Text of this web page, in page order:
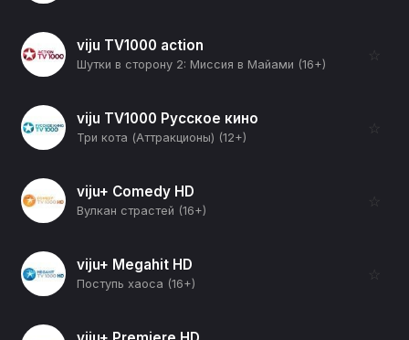
viju TV1000 action
Шутки в сторону 2: Миссия в Майами (16+)
☆
viju TV1000 Русское кино
Три кота (Аттракционы) (12+)
☆
viju+ Comedy HD
Вулкан страстей (16+)
☆
viju+ Megahit HD
Поступь хаоса (16+)
☆